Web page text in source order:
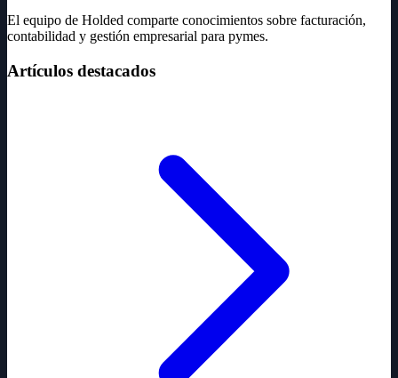
El equipo de Holded comparte conocimientos sobre facturación,
contabilidad y gestión empresarial para pymes.
Artículos destacados